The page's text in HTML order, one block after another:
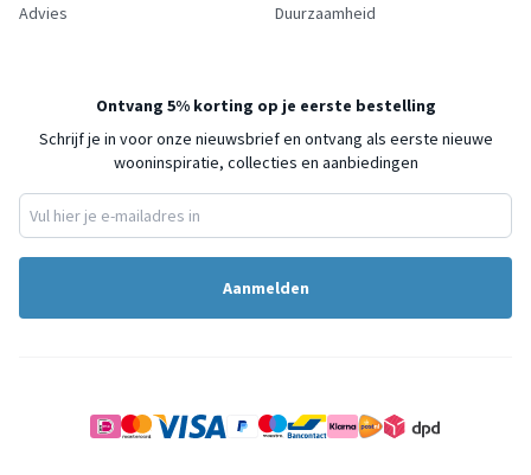
Advies Duurzaamheid
Ontvang 5% korting op je eerste bestelling
Schrijf je in voor onze nieuwsbrief en ontvang als eerste nieuwe
wooninspiratie, collecties en aanbiedingen
Aanmelden